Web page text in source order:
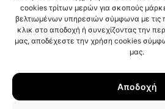
cookies τρίτων μερών για σκοπούς
βελτιωμένων υπηρεσιών σύμφωνα με τις
κλικ στο αποδοχή ή συνεχίζοντας την
μας, αποδέχεστε την χρήση cookies
μας.
Αποδοχή
Όροι Χρήσης